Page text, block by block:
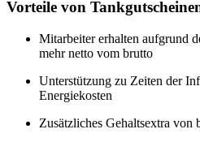
Vorteile von
Mitarbeiter erhalten aufgrund
mehr netto vom brutto
Unterstützung zu Zeiten der
Energiekosten
Zusätzliches Gehaltsextra von